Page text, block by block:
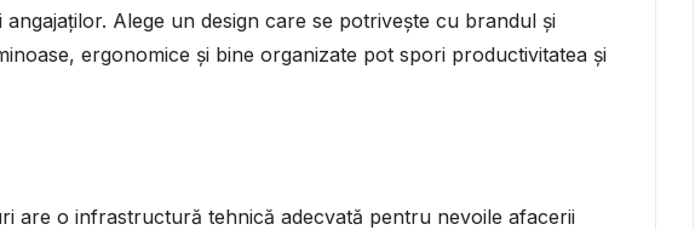
Alege un design care se potrivește cu brandul și
ergonomice și bine organizate pot spori productivitatea și
are o infrastructură tehnică adecvată pentru nevoile afacerii